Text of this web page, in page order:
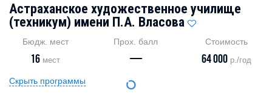
Астраханское художественное училище
(техникум) имени П.А. Власова
Бюдж. мест
16 мест
Прох. балл
—
Стоимость
64 000 р./год
Скрыть программы